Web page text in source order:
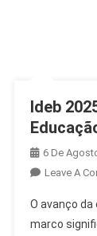
Ideb
6 De
Leave A
O avanço
marco